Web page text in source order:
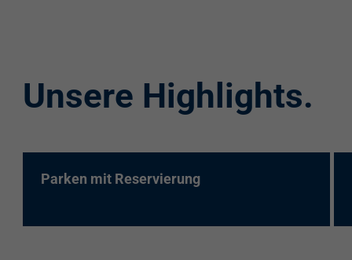
re:charge-Karte
Unsere Highlights.
Parken mit Reservierung